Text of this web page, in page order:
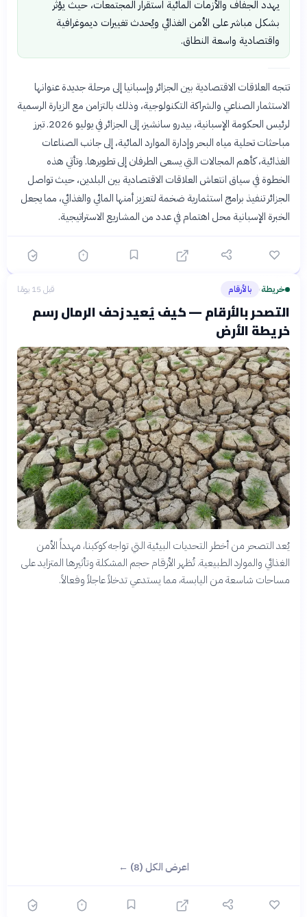
يهدد الجفاف والأزمات المائية استقرار المجتمعات، حيث يؤثر
بشكل مباشر على الأمن الغذائي ويُحدث تغييرات ديموغرافية
واقتصادية واسعة النطاق.
تتجه العلاقات الاقتصادية بين الجزائر وإسبانيا إلى مرحلة جديدة عنوانها
الاستثمار الصناعي والشراكة التكنولوجية، وذلك بالتزامن مع الزيارة الرسمية
لرئيس الحكومة الإسبانية، بيدرو سانشيز، إلى الجزائر في يوليو 2026. تبرز
مباحثات تحلية مياه البحر وإدارة الموارد المائية، إلى جانب الصناعات
الغذائية، كأهم المجالات التي يسعى الطرفان إلى تطويرها. وتأتي هذه
الخطوة في سياق انتعاش العلاقات الاقتصادية بين البلدين، حيث تواصل
الجزائر تنفيذ برامج استثمارية ضخمة لتعزيز أمنها المائي والغذائي، مما يجعل
الخبرة الإسبانية محل اهتمام في عدد من المشاريع الاستراتيجية.
خريطة› بالأرقام قبل 15 يومًا
التصحر بالأرقام — كيف يُعيد زحف الرمال رسم
خريطة الأرض
يُعد التصحر من أخطر التحديات البيئية التي تواجه كوكبنا، مهدداً الأمن
الغذائي والموارد الطبيعية. تُظهر الأرقام حجم المشكلة وتأثيرها المتزايد على
مساحات شاسعة من اليابسة، مما يستدعي تدخلاً عاجلاً وفعالاً.
اعرض الكل (8) ←